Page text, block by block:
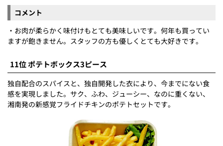
コメント
・お肉が柔らかく味付けもとても美味しいです。何年も買ってい
ますが飽きません。スタッフの方も優しくとても大好きです。
11位 ポテトボックス3ピース
独自配合のスパイスと、独自開発した衣により、今までにない食
感を実現しました。サク、ふわ、ジューシー、なのに重くない、
湘南発の新感覚フライドチキンのポテトセットです。